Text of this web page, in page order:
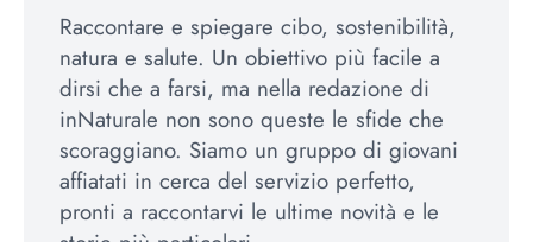
Raccontare e spiegare cibo, sostenibilità,
natura e salute. Un obiettivo più facile a
dirsi che a farsi, ma nella redazione di
inNaturale non sono queste le sfide che
scoraggiano. Siamo un gruppo di giovani
affiatati in cerca del servizio perfetto,
pronti a raccontarvi le ultime novità e le